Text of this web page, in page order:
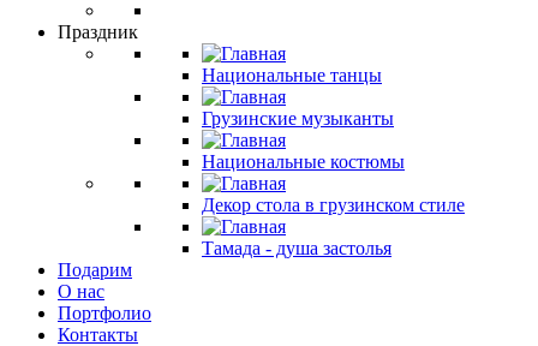
Праздник
Национальные танцы
Грузинские музыканты
Национальные костюмы
Декор стола в грузинском стиле
Тамада - душа застолья
Подарим
О нас
Портфолио
Контакты